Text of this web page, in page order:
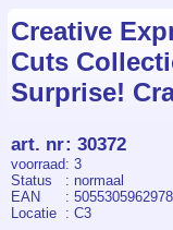
Creative
Cuts
Surprise!
art. nr: 30372
voorraad: 3
Status
: normaal
EAN
: 5055305962978
Locatie : C3